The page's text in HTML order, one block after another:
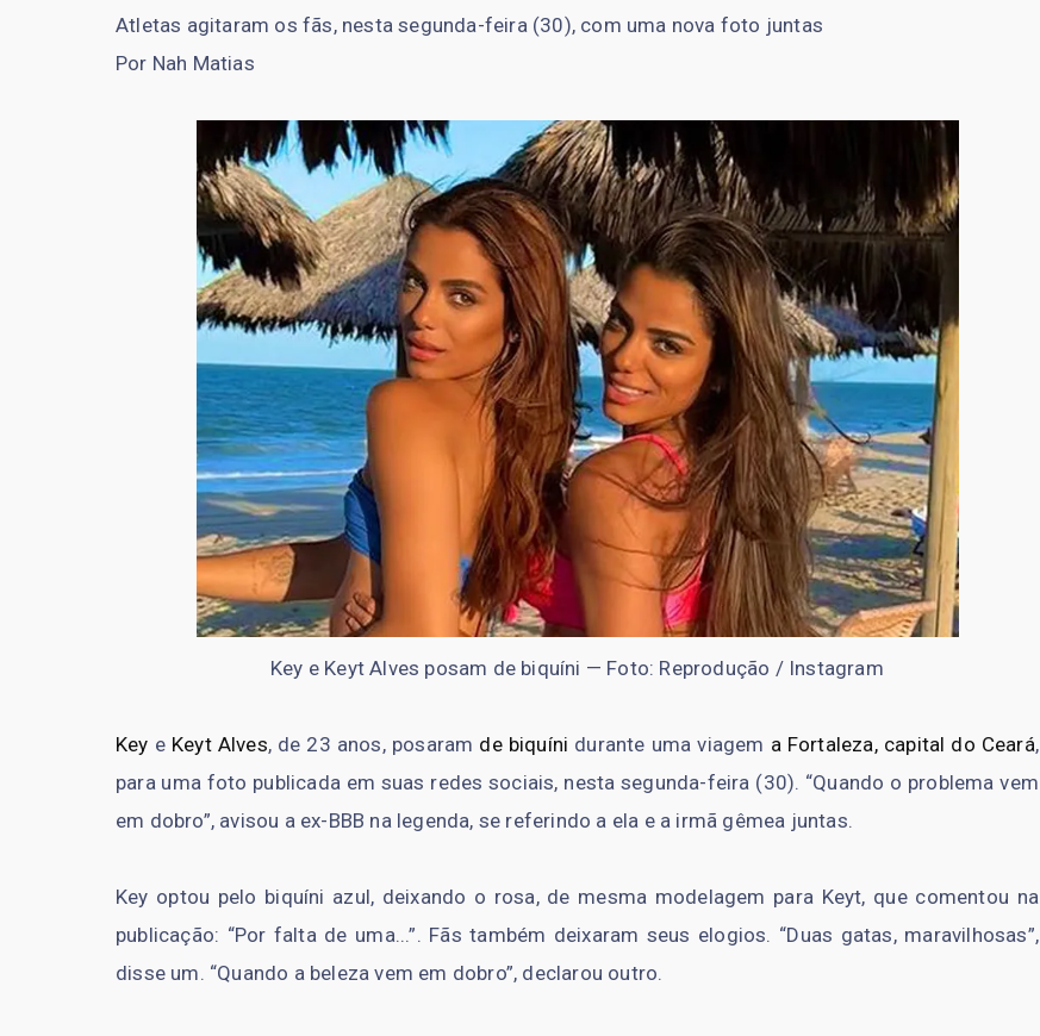
Atletas agitaram os fãs, nesta segunda-feira (30), com uma nova foto juntas
Por Nah Matias
Key e Keyt Alves posam de biquíni — Foto: Reprodução / Instagram
Key e Keyt Alves, de 23 anos, posaram de biquíni durante uma viagem a Fortaleza, capital do Ceará,
para uma foto publicada em suas redes sociais, nesta segunda-feira (30). “Quando o problema vem
em dobro”, avisou a ex-BBB na legenda, se referindo a ela e a irmã gêmea juntas.
Key optou pelo biquíni azul, deixando o rosa, de mesma modelagem para Keyt, que comentou na
publicação: “Por falta de uma...”. Fãs também deixaram seus elogios. “Duas gatas, maravilhosas”,
disse um. “Quando a beleza vem em dobro”, declarou outro.